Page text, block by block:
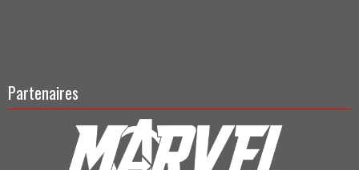
Partenaires